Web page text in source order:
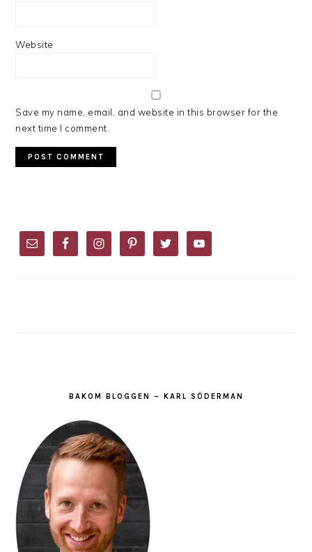
Website
Save my name, email, and website in this browser for the
next time I comment.
SIDEBAR
BAKOM BLOGGEN – KARL SÖDERMAN